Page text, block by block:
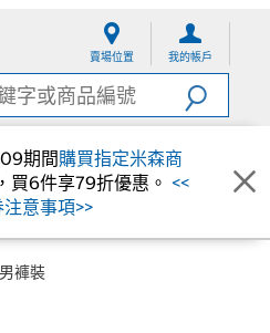
賣場位置 我的帳戶
期間購買指定米森商
買6件享79折優惠。 <<
意事項>>
男褲裝